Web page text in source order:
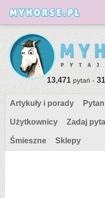
13,471pytań -
Artykuły i porady
Użytkownicy Zadaj
Śmieszne Sklepy